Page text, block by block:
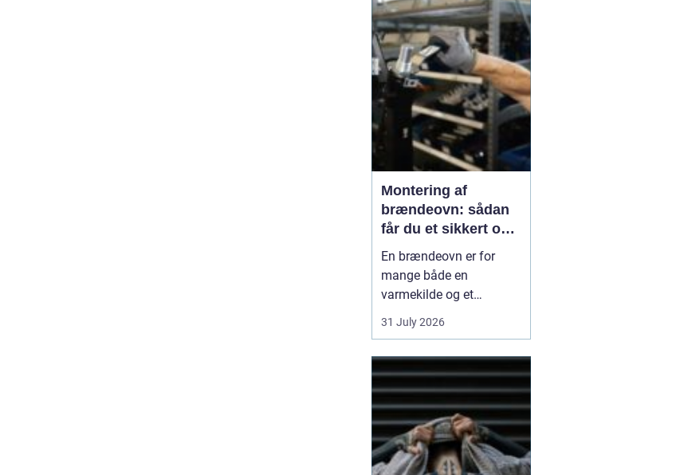
For mange i Aalborg er
mobilen helt central i
både arbejde, studie og
hverdag. Derfor
Montering af
brændeovn: sådan
får du et sikkert og
smukt resultat
En brændeovn er for
mange både en
varmekilde og et
samlingspunkt i
hjemmet. Flammerne
mærkes i hele rummet.
Men montering af
brændeovn er ikke noget,
man bør kaste sig ud i
uden viden og
planl&ae...
31 July 2026